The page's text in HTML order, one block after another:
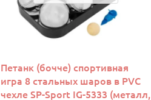
Петанк (бочче) спортивная
игра 8 стальных шаров в PVC
чехле SP-Sport IG-5333 (металл,